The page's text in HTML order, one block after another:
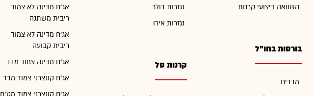
השוואה ביצועי קרנות
בורסות בחו"ל
מדדים
נגזרות דולר
נגזרות אירו
קרנות סל
אג"ח מדינה לא צמוד
ריבית משתנה
אג"ח מדינה לא צמוד
ריבית קבועה
אג"ח מדינה צמוד מדד
אג"ח קונצרני צמוד מדד